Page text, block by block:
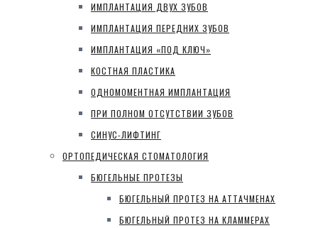
ИМПЛАНТАЦИЯ ДВУХ ЗУБОВ
ИМПЛАНТАЦИЯ ПЕРЕДНИХ ЗУБОВ
ИМПЛАНТАЦИЯ «ПОД КЛЮЧ»
КОСТНАЯ ПЛАСТИКА
ОДНОМОМЕНТНАЯ ИМПЛАНТАЦИЯ
ПРИ ПОЛНОМ ОТСУТСТВИИ ЗУБОВ
СИНУС-ЛИФТИНГ
ОРТОПЕДИЧЕСКАЯ СТОМАТОЛОГИЯ
БЮГЕЛЬНЫЕ ПРОТЕЗЫ
БЮГЕЛЬНЫЙ ПРОТЕЗ НА АТТАЧМЕНАХ
БЮГЕЛЬНЫЙ ПРОТЕЗ НА КЛАММЕРАХ